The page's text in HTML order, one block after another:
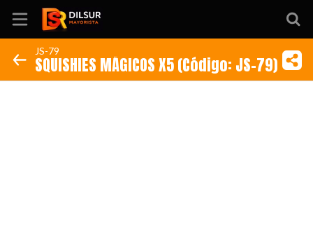
Inicio
JS-79
SQUISHIES MÁGICOS X5 (Código: JS-79)